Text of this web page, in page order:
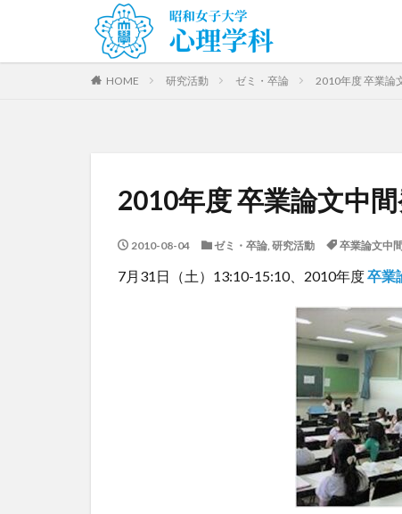
HOME 研究活動 ゼミ・卒論 2010年度 卒業論
2010年度 卒業論文中
2010-08-04 ゼミ・卒論, 研究活動 卒業論文中
7月31日（土）13:10-15:10、2010年度卒業